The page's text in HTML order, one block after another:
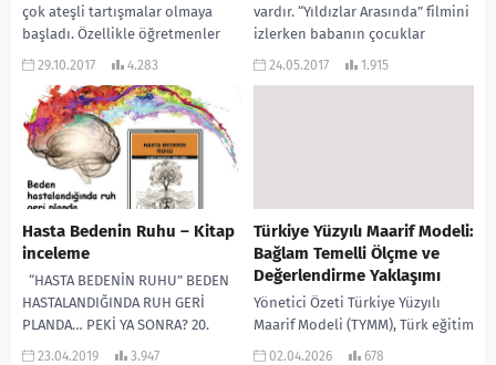
çok ateşli tartışmalar olmaya
başladı. Özellikle öğretmenler
arasında ve… Özellikle...
29.10.2017 4.283
vardır. “Yıldızlar Arasında” filmini
izlerken babanın çocuklar
hakkında kullandığı şu cümle...
24.05.2017 1.915
Hasta Bedenin Ruhu – Kitap
inceleme
“HASTA BEDENİN RUHU” BEDEN
HASTALANDIĞINDA RUH GERİ
PLANDA… PEKİ YA SONRA? 20.
yüzyılda sağlık; fiziksel bir
23.04.2019 3.947
Türkiye Yüzyılı Maarif Modeli:
Bağlam Temelli Ölçme ve
Değerlendirme Yaklaşımı
Yönetici Özeti Türkiye Yüzyılı
Maarif Modeli (TYMM), Türk eğitim
sisteminde öğretim
02.04.2026 678